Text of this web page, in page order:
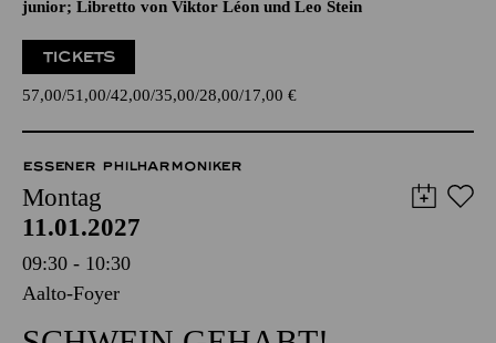
Zusammengestellt, bearbeitet und ergänzt von Adolf Müller
junior; Libretto von Viktor Léon und Leo Stein
57,00 51,00 42,00 35,00 28,00
ESSENER PHILHARMONIKER
Montag
11.01.2027
09:30 - 10:30